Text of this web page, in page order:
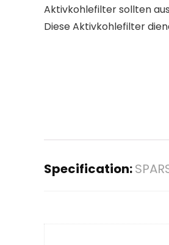
Aktivkohlefilter sollten
Diese Aktivkohlefilter
Specification: